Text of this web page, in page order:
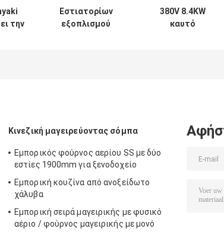
την
Εστιατορίων
εξοπλισμού
380V 8.4KW
καυτό
Κινεζική μαγειρεύοντας σόμπα
Εμπορικός φούρνος αερίου SS με δύο
εστίες 1900mm για ξενοδοχείο
Εμπορική κουζίνα από ανοξείδωτο
χάλυβα
Εμπορική σειρά μαγειρικής με φυσικό
αέριο / φούρνος μαγειρικής με μονό